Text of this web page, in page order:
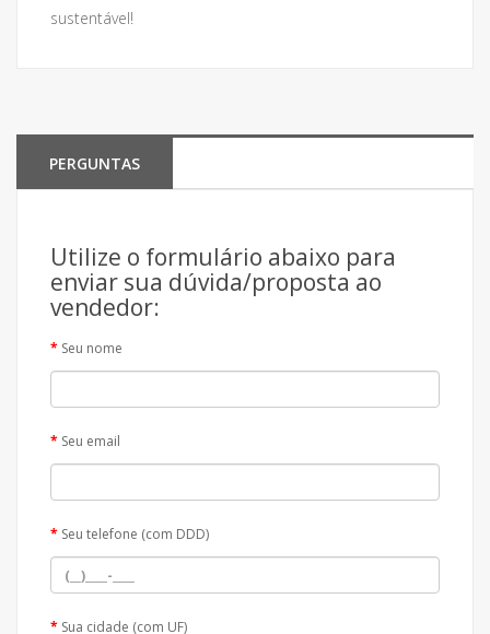
sustentável!
PERGUNTAS
Utilize o formulário abaixo para
enviar sua dúvida/proposta ao
vendedor:
Seu nome
Seu email
Seu telefone (com DDD)
Sua cidade (com UF)